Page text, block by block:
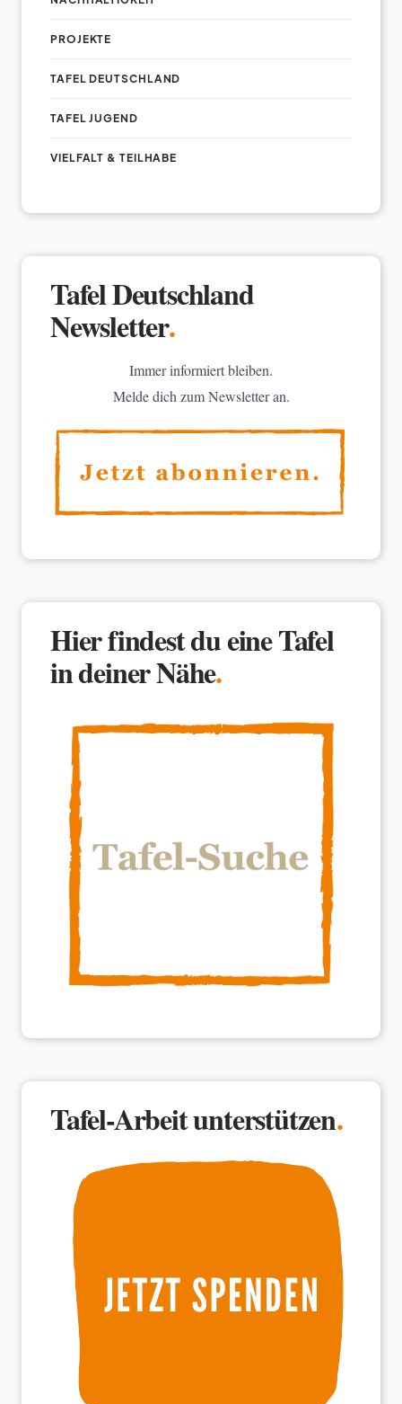
PROJEKTE
TAFEL DEUTSCHLAND
TAFEL JUGEND
VIELFALT & TEILHABE
Tafel Deutschland
Newsletter.
Immer informiert bleiben.
Melde dich zum Newsletter an.
Hier findest du eine Tafel
in deiner Nähe.
Tafel-Arbeit unterstützen.